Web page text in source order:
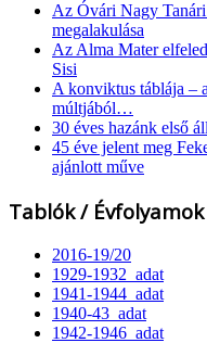
Az Óvári Nagy
megalakulása
Az Alma Mater
Sisi
A konviktus táblája –
múltjából…
30 éves hazánk első
45 éve jelent meg
ajánlott műve
Tablók / Évfolyamok
2016-19/20
1929-1932_adat
1941-1944_adat
1940-43_adat
1942-1946_adat